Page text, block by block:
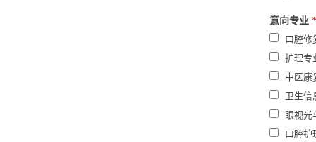
意向专业 *
口腔修
护理专
中医康
卫生信
眼视光
口腔护